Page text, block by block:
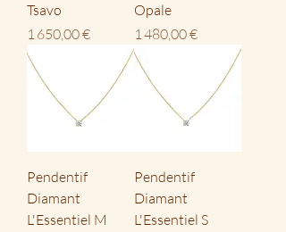
Tsavo
Prix
1 650,00 €
Opale
Prix
1 480,00 €
Pendentif
Diamant
L'Essentiel M
Pendentif
Diamant
L'Essentiel S